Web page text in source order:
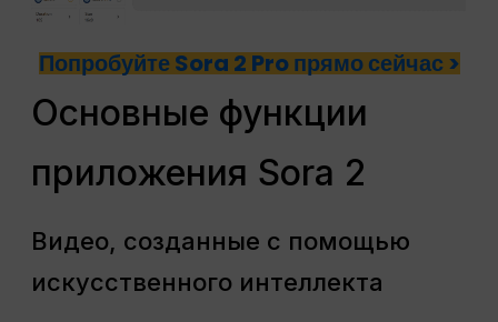
Попробуйте Sora 2 Pro прямо сейчас >
Основные функции
приложения Sora 2
Видео, созданные с помощью
искусственного интеллекта